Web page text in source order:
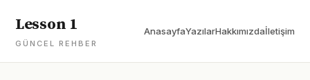
Lesson 1
GÜNCEL REHBER
AnasayfaYazılarHakkımızdaİletişim